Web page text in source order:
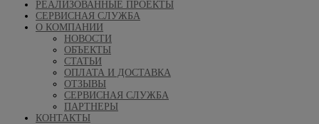
РЕАЛИЗОВАННЫЕ ПРОЕКТЫ
СЕРВИСНАЯ СЛУЖБА
О КОМПАНИИ
НОВОСТИ
ОБЪЕКТЫ
СТАТЬИ
ОПЛАТА И ДОСТАВКА
ОТЗЫВЫ
СЕРВИСНАЯ СЛУЖБА
ПАРТНЕРЫ
КОНТАКТЫ